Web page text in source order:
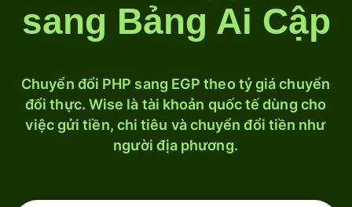
sang Bảng Ai Cập
Chuyển đổi PHP sang EGP theo tỷ giá chuyển
đổi thực. Wise là tài khoản quốc tế dùng cho
việc gửi tiền, chi tiêu và chuyển đổi tiền như
người địa phương.